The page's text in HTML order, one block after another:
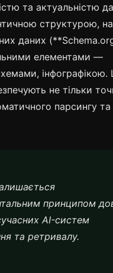
та актуальністю
структурою,
даних
елементами —
інфографікою.
не тільки
парсингу та
принципом
AI-систем
та ретривалу.